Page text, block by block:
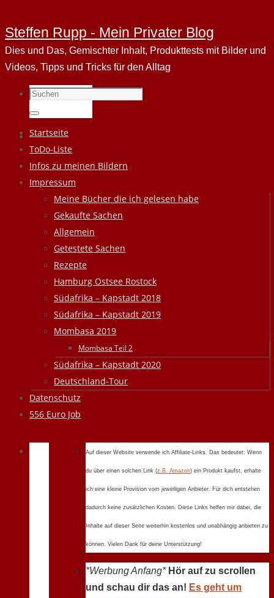
Steffen Rupp - Mein Privater Blog
Dies und Das, Gemischter Inhalt, Produkttests mit Bilder und
Videos, Tipps und Tricks für den Alltag
Suchen
nach:
Suchen
Zum
Inhalt
springen
Startseite
ToDo-Liste
Infos zu meinen Bildern
Impressum
Meine Bücher die ich gelesen habe
Gekaufte Sachen
Allgemein
Getestete Sachen
Rezepte
Hamburg Ostsee Rostock
Südafrika – Kapstadt 2018
Südafrika – Kapstadt 2019
Mombasa 2019
Mombasa Teil 2
Südafrika – Kapstadt 2020
Deutschland-Tour
Datenschutz
556 Euro Job
Auf dieser Website verwende ich Affiliate-Links. Das bedeutet: Wenn
du über einen solchen Link (z.B. Amazon) ein Produkt kaufst, erhalte
ich eine kleine Provision vom jeweiligen Anbieter. Für dich entstehen
dadurch keine zusätzlichen Kosten. Diese Links helfen mir dabei, die
Inhalte auf dieser Seite weiterhin kostenlos und unabhängig anbieten zu
können. Vielen Dank für deine Unterstützung!
*Werbung Anfang* Hör auf zu scrollen
und schau dir das an! Es geht um